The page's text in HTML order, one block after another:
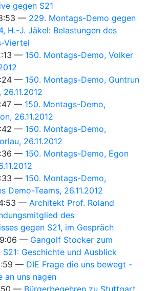
gegen S21
229. Montags-Demo gegen
H.-J. Jäkel: Belastungen des
Viertel
150. Montags-Demo, Volker
150. Montags-Demo, Guntrun
150. Montags-Demo,
26.11.2012
150. Montags-Demo,
26.11.2012
150. Montags-Demo, Egon
150. Montags-Demo,
Demo-Teams, 26.11.2012
Architekt Prof. Roland
des
gegen S21, im Gespräch
Gangolf Stocker zum
Geschichte und Ausblick
DIE Frage die uns bewegt -
an uns nagen
Bürgerbegehren zu Stuttgart